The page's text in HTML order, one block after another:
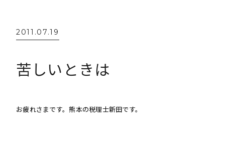
2011.07.19
苦しいときは
お疲れさまです。熊本の税理士新田です。